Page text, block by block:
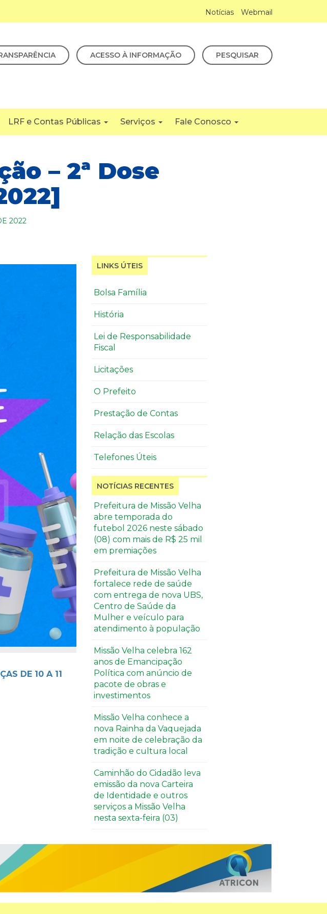
Notícias Webmail
ACESSO À INFORMAÇÃO PESQUISAR
LRF e Contas Públicas Serviços Fale Conosco
– 2ª Dose
2022
DE 10 A 11
LINKS ÚTEIS
Bolsa Família
História
Lei de Responsabilidade
Fiscal
Licitações
O Prefeito
Prestação de Contas
Relação das Escolas
Telefones Úteis
NOTÍCIAS RECENTES
Prefeitura de Missão Velha
abre temporada do
futebol 2026 neste sábado
(08) com mais de R$ 25 mil
em premiações
Prefeitura de Missão Velha
fortalece rede de saúde
com entrega de nova UBS,
Centro de Saúde da
Mulher e veículo para
atendimento à população
Missão Velha celebra 162
anos de Emancipação
Política com anúncio de
pacote de obras e
investimentos
Missão Velha conhece a
nova Rainha da Vaquejada
em noite de celebração da
tradição e cultura local
Caminhão do Cidadão leva
emissão da nova Carteira
de Identidade e outros
serviços a Missão Velha
nesta sexta-feira (03)